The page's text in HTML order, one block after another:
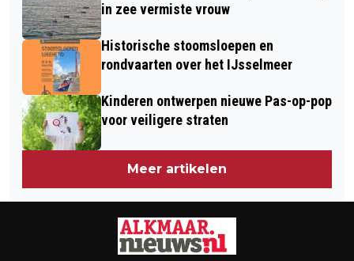
in zee vermiste vrouw
Historische stoomsloepen en
rondvaarten over het IJsselmeer
Kinderen ontwerpen nieuwe Pas-op-pop
voor veiligere straten
Meer artikelen